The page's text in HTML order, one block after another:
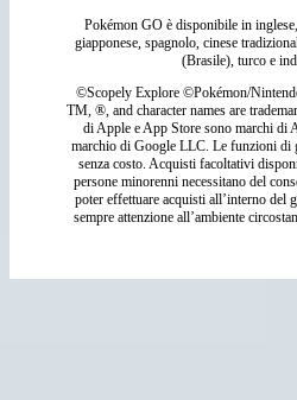
Pokémon GO è disponibile in
giapponese, spagnolo, cinese
(Brasile), turco e
©Scopely Explore ©Pokémon/
TM, ®, and character names are
di Apple e App Store sono marchi di
marchio di Google LLC. Le funzioni di
senza costo. Acquisti facoltativi
persone minorenni necessitano del
poter effettuare acquisti all’interno del
sempre attenzione all’ambiente